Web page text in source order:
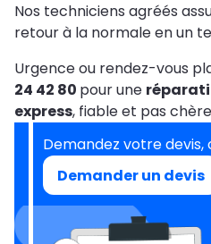
Nos techniciens agréés
retour à la normale en un
Urgence ou rendez-vous
24 42 80 pour une
express, fiable et pas
Demandez votre devis,
Demander un devis